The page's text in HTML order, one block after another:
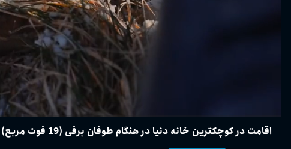
اقامت در کوچکترین خانه دنیا در هنگام طوفان برفی (19 فوت مربع)